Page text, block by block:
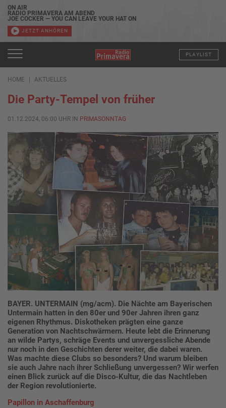
ON AIR
RADIO PRIMAVERA AM ABEND
JOE COCKER — YOU CAN LEAVE YOUR HAT ON
JETZT ANHÖREN
PLAYLIST
HOME AKTUELLES
Die Party-Tempel von früher
01.12.2024, 06:00 UHR IN PRIMASONNTAG
BAYER. UNTERMAIN (mg/acm). Die Nächte am Bayerischen
Untermain hatten in den 80er und 90er Jahren ihren ganz
eigenen Rhythmus. Diskotheken prägten eine ganze
Generation von Nachtschwärmern. Heute lebt die Erinnerung
an wilde Partys, schräge Events und unvergessliche Abende
nur noch in den Geschichten derer weiter, die dabei waren.
Was machte diese Clubs so besonders? Und warum bleiben
sie auch Jahre nach ihrer Schließung unvergessen? Wir werfen
einen Blick zurück auf die Disco-Kultur, die das Nachtleben
der Region revolutionierte.
Papillon in Aschaffenburg